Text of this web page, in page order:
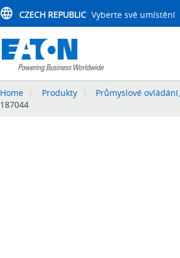
CZECH REPUBLIC Vyberte své umístění
Home Produkty Průmyslové
187044